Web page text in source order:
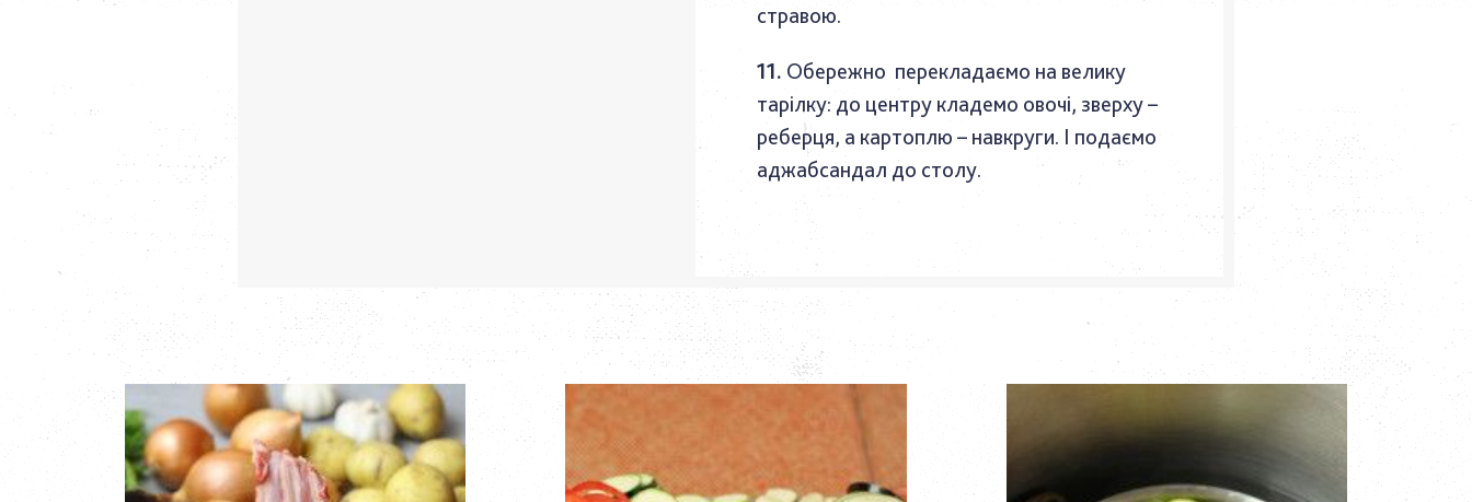
стравою.
Обережно перекладаємо на велику
тарілку: до центру кладемо овочі, зверху –
реберця, а картоплю – навкруги. І подаємо
аджабсандал до столу.